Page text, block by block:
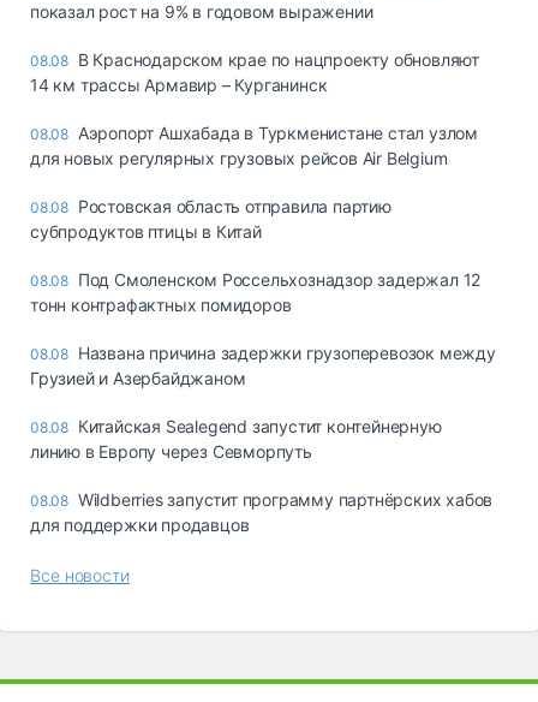
показал рост на 9% в годовом выражении
08.08 В Краснодарском крае по нацпроекту обновляют
14 км трассы Армавир – Курганинск
08.08 Аэропорт Ашхабада в Туркменистане стал узлом
для новых регулярных грузовых рейсов Air Belgium
08.08 Ростовская область отправила партию
субпродуктов птицы в Китай
08.08 Под Смоленском Россельхознадзор задержал 12
тонн контрафактных помидоров
08.08 Названа причина задержки грузоперевозок между
Грузией и Азербайджаном
08.08 Китайская Sealegend запустит контейнерную
линию в Европу через Севморпуть
08.08 Wildberries запустит программу партнёрских хабов
для поддержки продавцов
Все новости